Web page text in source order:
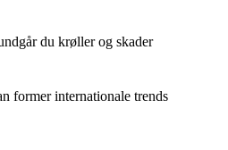
du krøller og skader
former internationale trends